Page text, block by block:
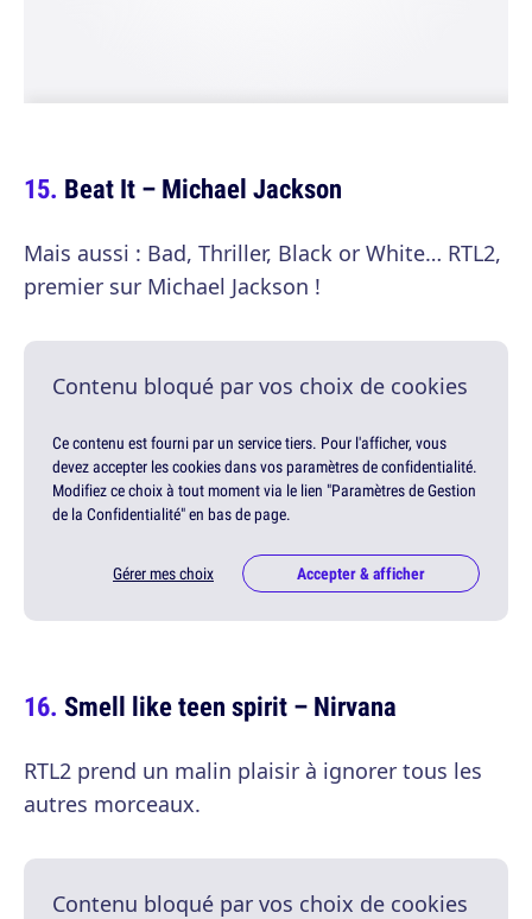
Beat It – Michael Jackson
Mais aussi : Bad, Thriller, Black or White… RTL2,
premier sur Michael Jackson !
Contenu bloqué par vos choix de cookies
Ce contenu est fourni par un service tiers. Pour l'afficher, vous
devez accepter les cookies dans vos paramètres de confidentialité.
Modifiez ce choix à tout moment via le lien "Paramètres de Gestion
de la Confidentialité" en bas de page.
Gérer mes choix Accepter & afficher
Smell like teen spirit – Nirvana
RTL2 prend un malin plaisir à ignorer tous les
autres morceaux.
Contenu bloqué par vos choix de cookies